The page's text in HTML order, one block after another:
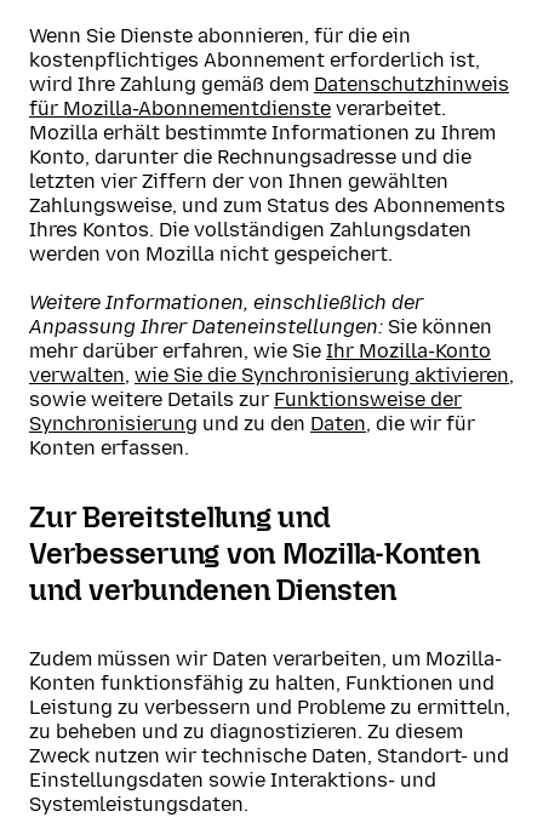
Wenn Sie Dienste abonnieren, für die ein
kostenpflichtiges Abonnement erforderlich ist,
wird Ihre Zahlung gemäß dem Datenschutzhinweis
für Mozilla-Abonnementdienste verarbeitet.
Mozilla erhält bestimmte Informationen zu Ihrem
Konto, darunter die Rechnungsadresse und die
letzten vier Ziffern der von Ihnen gewählten
Zahlungsweise, und zum Status des Abonnements
Ihres Kontos. Die vollständigen Zahlungsdaten
werden von Mozilla nicht gespeichert.
Weitere Informationen, einschließlich der
Anpassung Ihrer Dateneinstellungen: Sie können
mehr darüber erfahren, wie Sie Ihr Mozilla-Konto
verwalten, wie Sie die Synchronisierung aktivieren,
sowie weitere Details zur Funktionsweise der
Synchronisierung und zu den Daten, die wir für
Konten erfassen.
Zur Bereitstellung und
Verbesserung von Mozilla-Konten
und verbundenen Diensten
Zudem müssen wir Daten verarbeiten, um Mozilla-
Konten funktionsfähig zu halten, Funktionen und
Leistung zu verbessern und Probleme zu ermitteln,
zu beheben und zu diagnostizieren. Zu diesem
Zweck nutzen wir technische Daten, Standort- und
Einstellungsdaten sowie Interaktions- und
Systemleistungsdaten.